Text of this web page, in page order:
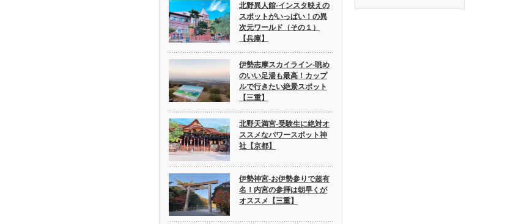
北野異人館-インスタ映えの
スポットがいっぱい！の異
次元ワールド（その１）
【兵庫】
伊勢志摩スカイライン-眺め
のいい足湯も最高！カップ
ルで行きたい絶景スポット
【三重】
北野天満宮-受験生に絶対オ
ススメなパワースポット神
社【京都】
伊勢神宮-お伊勢参りで超有
名！内宮の参拝は朝早くが
オススメ【三重】